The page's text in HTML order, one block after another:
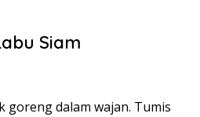
Siam
goreng dalam wajan. Tumis